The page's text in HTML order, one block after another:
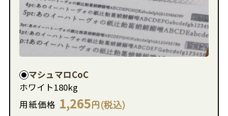
マシュマロCoC
ホワイト180kg
用紙価格 1,265円(税込)